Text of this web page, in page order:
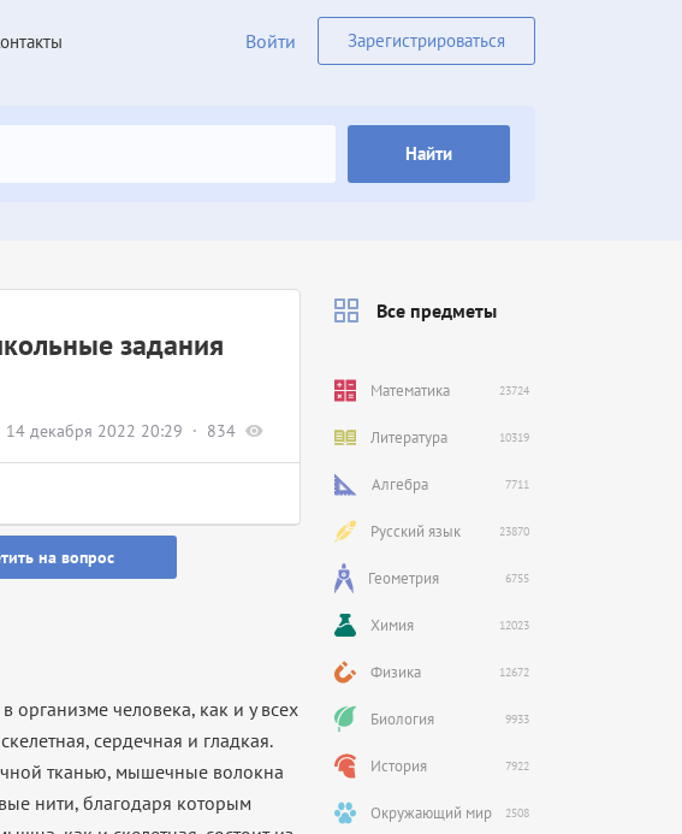
Войти Зарегистрироваться
Найти
14 декабря 2022 20:29 834
задания
на вопрос
организме человека, как и у всех
сердечная и гладкая.
тканью, мышечные волокна
нити, благодаря которым
Все предметы
Математика 23724
Литература 10319
Алгебра 7711
Русский язык 23870
Геометрия 6755
Химия 12023
Физика 12672
Биология 9933
История 7922
Окружающий мир 2508